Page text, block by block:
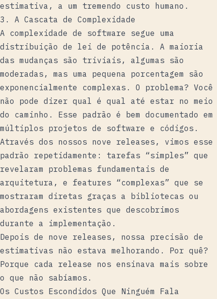
estimativa, a um tremendo custo humano.
3. A Cascata de Complexidade
A complexidade de software segue uma
distribuição de lei de potência . A maioria
das mudanças são triviais, algumas são
moderadas, mas uma pequena porcentagem são
exponencialmente complexas. O problema? Você
não pode dizer qual é qual até estar no meio
do caminho. Esse padrão é bem documentado em
múltiplos projetos de software e códigos.
Através dos nossos nove releases, vimos esse
padrão repetidamente: tarefas “simples” que
revelaram problemas fundamentais de
arquitetura, e features “complexas” que se
mostraram diretas graças a bibliotecas ou
abordagens existentes que descobrimos
durante a implementação.
Depois de nove releases, nossa precisão de
estimativas não estava melhorando. Por quê?
Porque cada release nos ensinava mais sobre
o que não sabíamos.
Os Custos Escondidos Que Ninguém Fala